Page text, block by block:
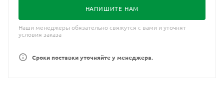
НАПИШИТЕ НАМ
Наши менеджеры обязательно свяжутся с вами и уточнят
условия заказа
Сроки поставки уточняйте у менеджера.